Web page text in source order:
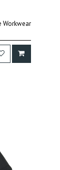
Workwear